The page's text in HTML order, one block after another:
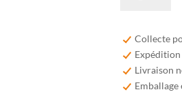
Oude
Mûre
75
Collecte
Expédition
Livraison